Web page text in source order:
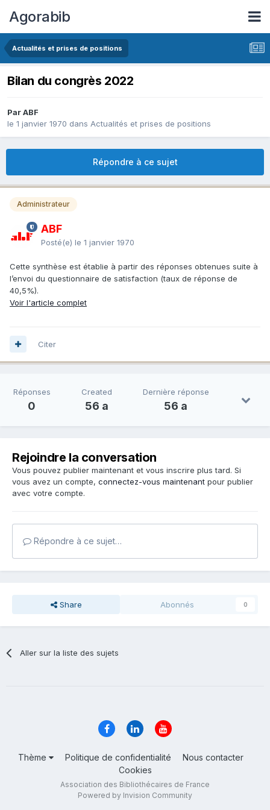
Agorabib
Actualités et prises de positions
Bilan du congrès 2022
Par ABF
le 1 janvier 1970 dans Actualités et prises de positions
Répondre à ce sujet
Administrateur
ABF
Posté(e) le 1 janvier 1970
Cette synthèse est établie à partir des réponses obtenues suite à
l’envoi du questionnaire de satisfaction (taux de réponse de
40,5%).
Voir l'article complet
Citer
Réponses
0
Created
56 a
Dernière réponse
56 a
Rejoindre la conversation
Vous pouvez publier maintenant et vous inscrire plus tard. Si
vous avez un compte, connectez-vous maintenant pour publier
avec votre compte.
Répondre à ce sujet…
Share Abonnés 0
Aller sur la liste des sujets
Thème Politique de confidentialité
Nous contacter
Cookies
Association des Bibliothécaires de France
Powered by Invision Community